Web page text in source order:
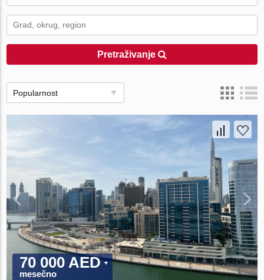
Pretraživanje
Popularnost
70 000 AED
mesečno